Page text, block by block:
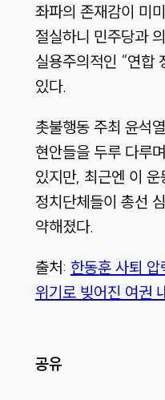
좌파의 존재감이 미
절실하니 민주당과
실용주의적인 “연합
있다.
촛불행동 주최 윤석
현안들을 두루 다루
있지만, 최근엔 이
정치단체들이 총선
약해졌다.
출처: 한동훈 사퇴
위기로 빚어진 여권
공유